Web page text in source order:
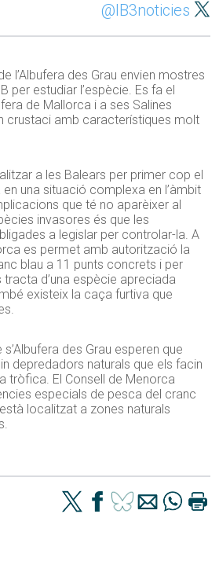
@IB3noticies
l’Albufera des Grau envien mostres
per estudiar l’espècie. Es fa el
de Mallorca i a ses Salines
crustaci amb característiques molt
a les Balears per primer cop el
una situació complexa en l’àmbit
que té no aparèixer al
invasores és que les
a legislar per controlar-la. A
es permet amb autorització la
blau a 11 punts concrets i per
d’una espècie apreciada
existeix la caça furtiva que
des Grau esperen que
depredadors naturals que els facin
tròfica. El Consell de Menorca
especials de pesca del cranc
localitzat a zones naturals